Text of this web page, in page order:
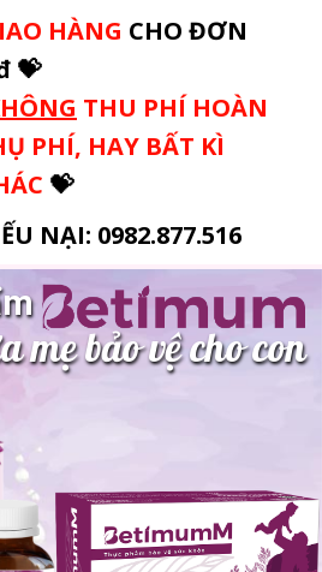
HÀNG CHO ĐƠN
💝
THU PHÍ HOÀN
PHÍ, HAY BẤT KÌ
💝
NẠI: 0982.877.516
mẹ bảo vệ cho con